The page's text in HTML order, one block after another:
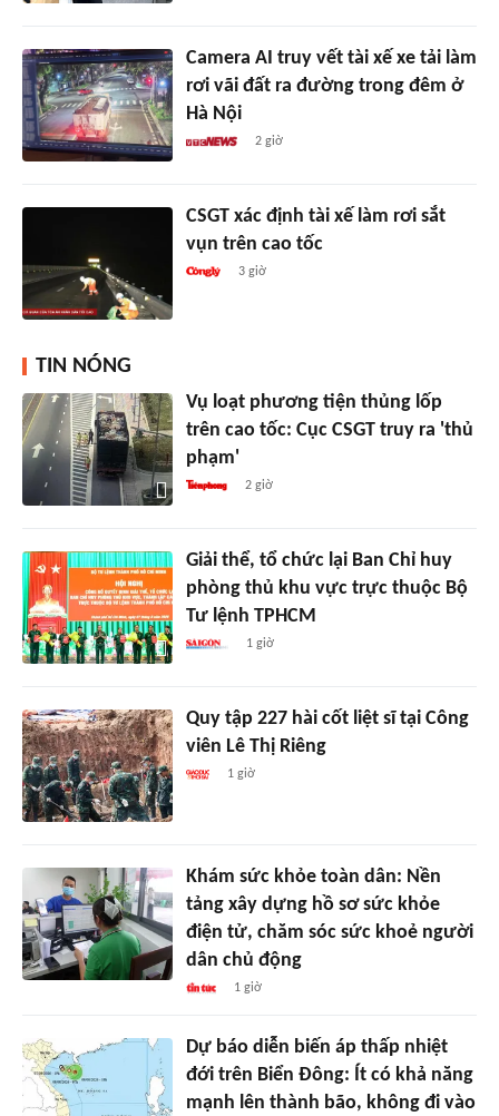
Camera AI truy vết tài xế xe tải làm
rơi vãi đất ra đường trong đêm ở
Hà Nội
2 giờ
CSGT xác định tài xế làm rơi sắt
vụn trên cao tốc
3 giờ
TIN NÓNG
Vụ loạt phương tiện thủng lốp
trên cao tốc: Cục CSGT truy ra 'thủ
phạm'
2 giờ
Giải thể, tổ chức lại Ban Chỉ huy
phòng thủ khu vực trực thuộc Bộ
Tư lệnh TPHCM
1 giờ
Quy tập 227 hài cốt liệt sĩ tại Công
viên Lê Thị Riêng
1 giờ
Khám sức khỏe toàn dân: Nền
tảng xây dựng hồ sơ sức khỏe
điện tử, chăm sóc sức khoẻ người
dân chủ động
1 giờ
Dự báo diễn biến áp thấp nhiệt
đới trên Biển Đông: Ít có khả năng
mạnh lên thành bão, không đi vào